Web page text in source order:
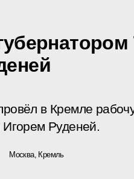
в Кремле
Игорем Руденей.
Москва, Кремль